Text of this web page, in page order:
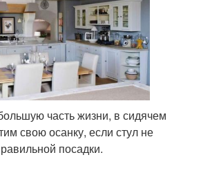
часть жизни, в сидячем
свою осанку, если стул не
посадки.